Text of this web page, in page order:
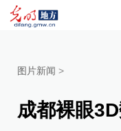
图片新闻 >
成都裸眼